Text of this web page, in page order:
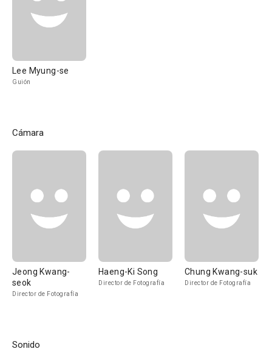
Lee Myung-se
Guión
Cámara
Jeong Kwang-
seok
Director de Fotografía
Haeng-Ki Song
Director de Fotografía
Chung Kwang-suk
Director de Fotografía
Sonido